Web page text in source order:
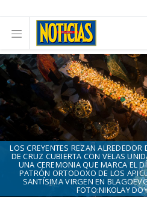
LOS CREYENTES REZAN
DE CRUZ CUBIERTA CON VELAS
UNA CEREMONIA QUE MARCA EL
PATRÓN ORTODOXO DE LOS
SANTÍSIMA VIRGEN EN
FOTO:NIKOLAY